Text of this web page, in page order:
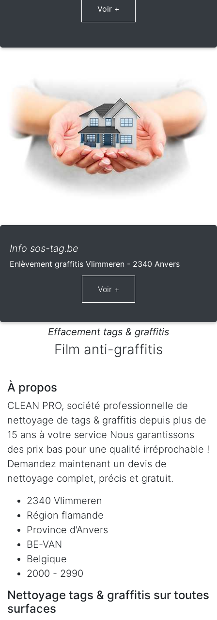
Voir +
Info sos-tag.be
Enlèvement graffitis Vlimmeren - 2340 Anvers
Effacement tags & graffitis
Film anti-graffitis
À propos
CLEAN PRO, société professionnelle de
nettoyage de tags & graffitis depuis plus de
15 ans à votre service Nous garantissons
des prix bas pour une qualité irréprochable !
Demandez maintenant un devis de
nettoyage complet, précis et gratuit.
2340 Vlimmeren
Région flamande
Province d'Anvers
BE-VAN
Belgique
2000 - 2990
Nettoyage tags & graffitis sur toutes
surfaces